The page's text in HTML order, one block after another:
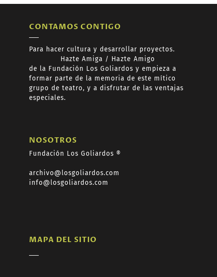
CONTAMOS CONTIGO
Para hacer cultura y desarrollar proyectos.
Hazte Amiga / Hazte Amigo
de la Fundación Los Goliardos y empieza a
formar parte de la memoria de este mítico
grupo de teatro, y a disfrutar de las ventajas
especiales.
NOSOTROS
Fundación Los Goliardos ®
archivo@losgoliardos.com
info@losgoliardos.com
MAPA DEL SITIO